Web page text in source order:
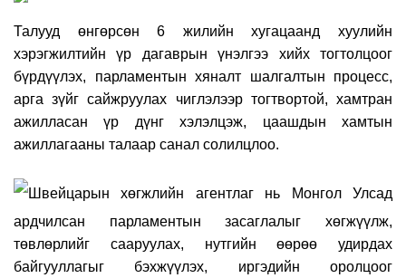
Талууд өнгөрсөн 6 жилийн хугацаанд хуулийн
хэрэгжилтийн үр дагаврын үнэлгээ хийх тогтолцоог
бүрдүүлэх, парламентын хяналт шалгалтын процесс,
арга зүйг сайжруулах чиглэлээр тогтвортой, хамтран
ажилласан үр дүнг хэлэлцэж, цаашдын хамтын
ажиллагааны талаар санал солилцлоо.
Швейцарын хөгжлийн агентлаг нь Монгол Улсад
ардчилсан парламентын засаглалыг хөгжүүлж,
төвлөрлийг сааруулах, нутгийн өөрөө удирдах
байгууллагыг бэхжүүлэх, иргэдийн оролцоог